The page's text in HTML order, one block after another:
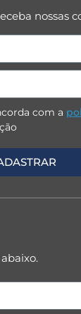
nossas
com a